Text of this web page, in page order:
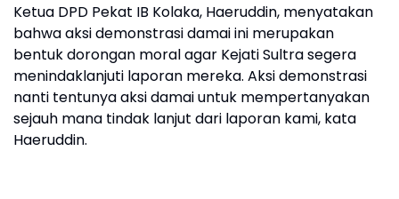
Ketua DPD Pekat IB Kolaka, Haeruddin, menyatakan
bahwa aksi demonstrasi damai ini merupakan
bentuk dorongan moral agar Kejati Sultra segera
menindaklanjuti laporan mereka. Aksi demonstrasi
nanti tentunya aksi damai untuk mempertanyakan
sejauh mana tindak lanjut dari laporan kami, kata
Haeruddin.